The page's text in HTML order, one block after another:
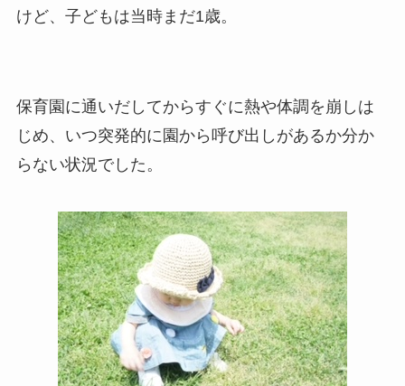
けど、子どもは当時まだ1歳。
保育園に通いだしてからすぐに熱や体調を崩しは
じめ、いつ突発的に園から呼び出しがあるか分か
らない状況でした。